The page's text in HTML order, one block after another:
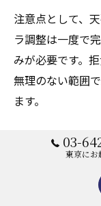
注意点として、
ラ調整は一度で
みが必要です。
無理のない範囲
ます。
ストレス解
性化するチ
現代社会で多く
03-
東京にお